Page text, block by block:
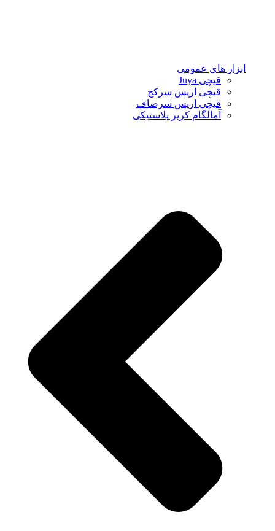
ابزار های عمومی
قیچی Juya
قیچی اریس سرکج
قیچی اریس سرصاف
آمالگام کریر پلاستیکی